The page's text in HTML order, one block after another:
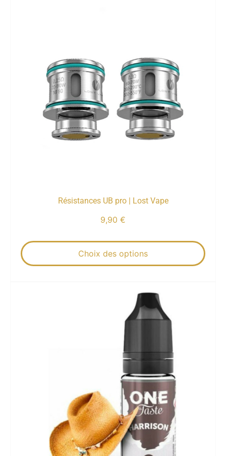
Résistances UB pro | Lost Vape
9,90 €
Choix des options